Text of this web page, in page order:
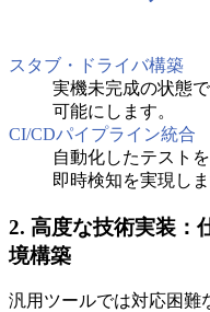
スタブ・ドライバ構築
実機未完成の状態
可能にします。
CI/CDパイプライン統合
自動化したテスト
即時検知を実現しま
2. 高度な技術実装：
境構築
汎用ツールでは対応困難